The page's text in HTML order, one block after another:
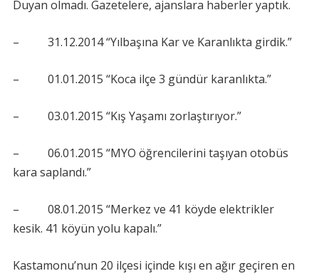
Duyan olmadı. Gazetelere, ajanslara haberler yaptık.
– 31.12.2014 “Yılbaşına Kar ve Karanlıkta girdik.”
– 01.01.2015 “Koca ilçe 3 gündür karanlıkta.”
– 03.01.2015 “Kış Yaşamı zorlaştırıyor.”
– 06.01.2015 “MYO öğrencilerini taşıyan otobüs
kara saplandı.”
– 08.01.2015 “Merkez ve 41 köyde elektrikler
kesik. 41 köyün yolu kapalı.”
Kastamonu’nun 20 ilçesi içinde kışı en ağır geçiren en